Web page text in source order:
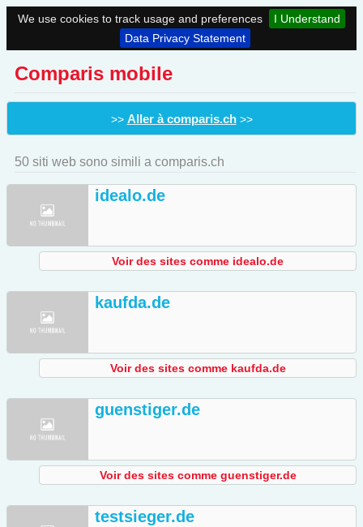
We use cookies to track usage and preferences
I Understand
Data Privacy Statement
Comparis mobile
>> Aller à comparis.ch>>
50 siti web sono simili a comparis.ch
idealo.de
Voir des sites comme idealo.de
kaufda.de
Voir des sites comme kaufda.de
guenstiger.de
Voir des sites comme guenstiger.de
testsieger.de